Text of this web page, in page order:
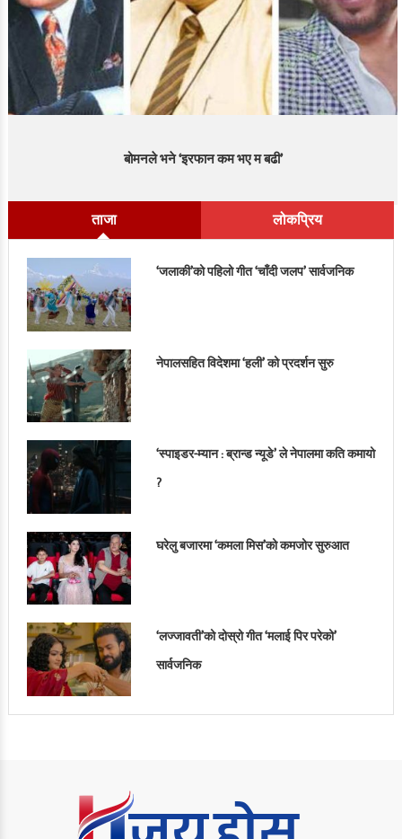
बोमनले भने ‘इरफान कम भए म बढी’
ताजा लोकप्रिय
‘जलाकी’को पहिलो गीत ‘चाँदी जलप’ सार्वजनिक
नेपालसहित विदेशमा ‘हली’ को प्रदर्शन सुरु
‘स्पाइडर-म्यान : ब्रान्ड न्यूडे’ ले नेपालमा कति कमायो
?
घरेलु बजारमा ‘कमला मिस’को कमजोर सुरुआत
‘लज्जावती’को दोस्रो गीत ‘मलाई पिर परेको’
सार्वजनिक